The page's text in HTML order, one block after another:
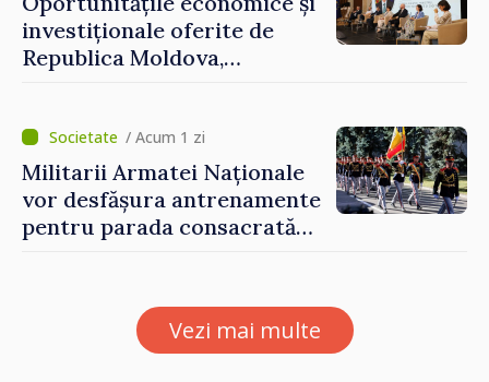
investiționale oferite de
Republica Moldova,
Forumul Diasporei
/ Acum 1 zi
Militarii Armatei Naționale
vor desfășura antrenamente
pentru parada consacrată
Vezi mai multe